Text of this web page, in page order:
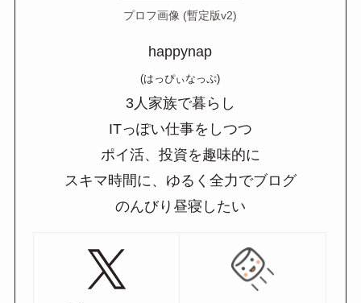
プロフ画像 (暫定版v2)
happynap
(はっぴぃなっぷ)
3人家族で暮らし
ITっぽい仕事をしつつ
ポイ活、投資を趣味的に
スキマ時間に、ゆるく全力でブログ
のんびり昼寝したい